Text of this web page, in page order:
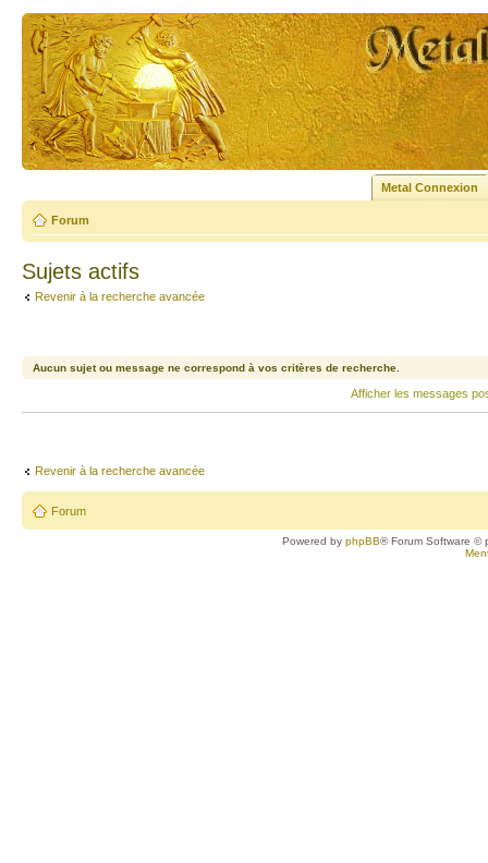
Metal Connexion
Forum
Sujets actifs
Revenir à la recherche avancée
Aucun sujet ou message ne correspond à vos critères de recherche.
Afficher les messages
Revenir à la recherche avancée
Forum
Powered byphpBB® Forum Software ©